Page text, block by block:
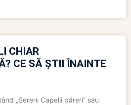
CHIAR
CE SĂ ȘTII ÎNAINTE
„Sereni Capelli păreri” sau